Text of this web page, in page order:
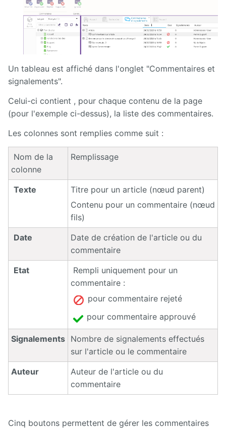
Un tableau est affiché dans l'onglet "Commentaires et
signalements".
Celui-ci contient , pour chaque contenu de la page
(pour l'exemple ci-dessus), la liste des commentaires.
Les colonnes sont remplies comme suit :
Nom de la
colonne
Remplissage
Texte
Titre pour un article (nœud parent)
Contenu pour un commentaire (nœud
fils)
Date
Date de création de l'article ou du
commentaire
Etat
Rempli uniquement pour un
commentaire :
pour commentaire rejeté
pour commentaire approuvé
Signalements Nombre de signalements effectués
sur l'article ou le commentaire
Auteur
Auteur de l'article ou du
commentaire
Cinq boutons permettent de gérer les commentaires